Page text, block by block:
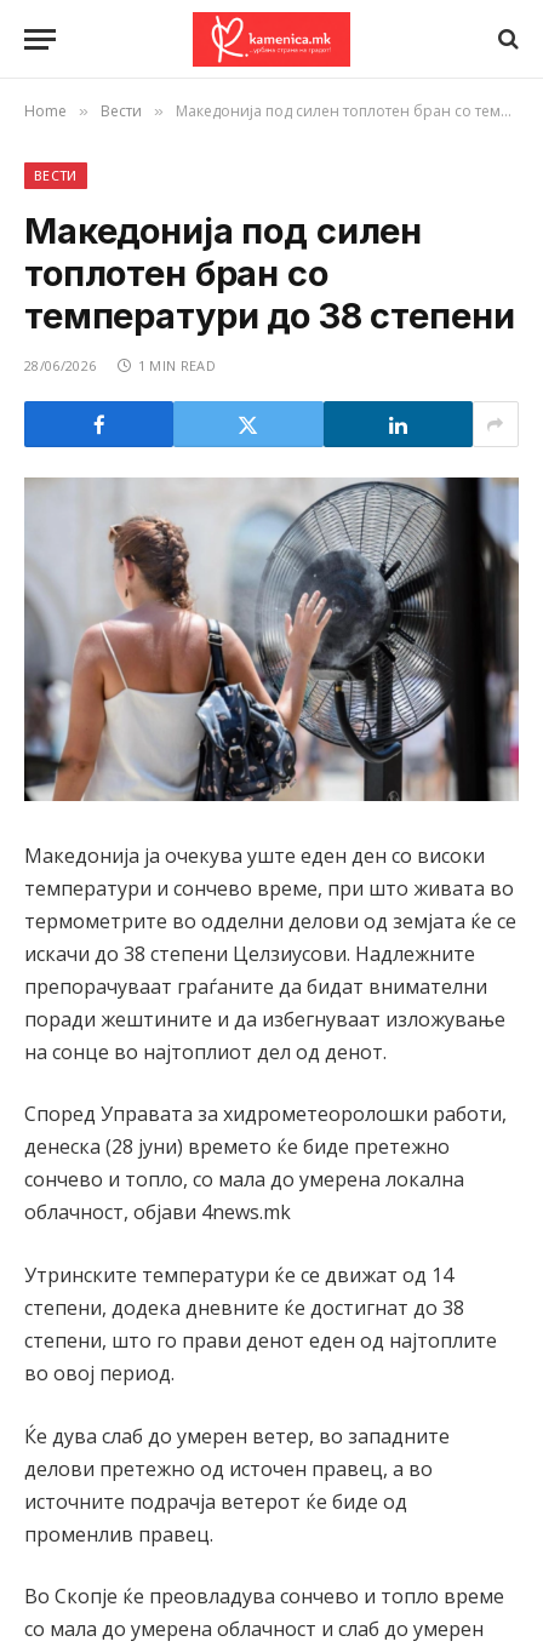
Home » Вести » Македонија под силен топлотен бран со температури до 38 степени
ВЕСТИ
Македонија под силен
топлотен бран со
температури до 38 степени
28/06/2026 1 MIN READ
Македонија ја очекува уште еден ден со високи
температури и сончево време, при што живата во
термометрите во одделни делови од земјата ќе се
искачи до 38 степени Целзиусови. Надлежните
препорачуваат граѓаните да бидат внимателни
поради жештините и да избегнуваат изложување
на сонце во најтоплиот дел од денот.
Според Управата за хидрометеоролошки работи,
денеска (28 јуни) времето ќе биде претежно
сончево и топло, со мала до умерена локална
облачност, објави 4news.mk
Утринските температури ќе се движат од 14
степени, додека дневните ќе достигнат до 38
степени, што го прави денот еден од најтоплите
во овој период.
Ќе дува слаб до умерен ветер, во западните
делови претежно од источен правец, а во
источните подрачја ветерот ќе биде од
променлив правец.
Во Скопје ќе преовладува сончево и топло време
со мала до умерена облачност и слаб до умерен